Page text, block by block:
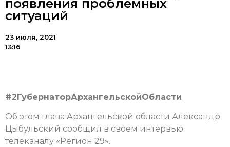
появления проблемных
ситуаций
23 июля, 2021
13:16
#2ГубернаторАрхангельскойОбласти
Об этом глава Архангельской области Александр
Цыбульский сообщил в своем интервью
телеканалу «Регион 29».